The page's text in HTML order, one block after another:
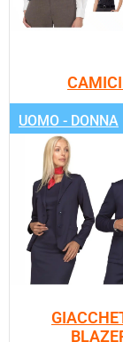
UOMO - DONNA